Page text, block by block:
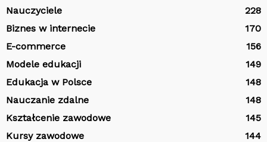
Nauczyciele
228
Biznes w internecie
170
E-commerce
156
Modele edukacji
149
Edukacja w Polsce
148
Nauczanie zdalne
148
Kształcenie zawodowe
145
Kursy zawodowe
144